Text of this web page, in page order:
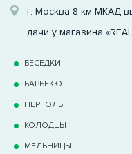
г. Москва 8 км МКАД
дачи у магазина
БЕСЕДКИ
БАРБЕКЮ
ПЕРГОЛЫ
КОЛОДЦЫ
МЕЛЬНИЦЫ